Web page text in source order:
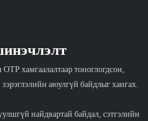
хамгаалалтаар тоноглогдсон,
аюулгүй байдлыг хангах.
найдвартай байдал, сэтгэлийн